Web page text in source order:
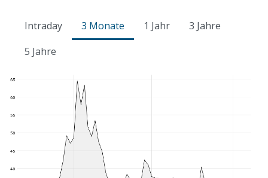
Intraday 3 Monate 1 Jahr
3 Jahre
5 Jahre